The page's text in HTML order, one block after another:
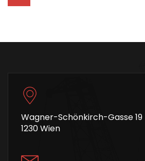
Wagner-Schönkirch-Gasse 19
1230 Wien